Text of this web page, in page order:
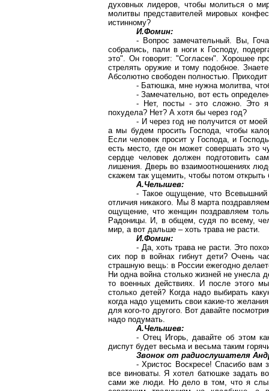
духовных лидеров, чтобы молиться о
молитвы представителей мировых
истинному?
И.Фомин:
- Вопрос замечательный. Вы,
собрались, пали в ноги к Господу,
это". Он говорит: "Согласен". Хорошее
стрелять оружие и тому подобное.
Абсолютно свободен полностью.
- Батюшка, мне нужна молитва,
- Замечательно, вот есть
- Нет, посты - это сложно. Это
похудела? Нет? А хотя бы через год?
- И через год не получится от
а мы будем просить Господа, чтобы
Если человек просит у Господа, и
есть место, где он может совершать это
сердце человек должен подготовить
лишения. Дверь во взаимоотношениях
скажем так ущемить, чтобы потом открыть
А.Челышев:
- Такое ощущение, что
отличия никакого. Мы 8 марта
ощущение, что женщин поздравляем
Радоницы. И, в общем, судя по всему,
мир, а вот дальше – хоть трава не расти.
И.Фомин:
- Да, хоть трава не расти. Это
сих пор в войнах гибнут дети? Очень
страшную вещь: в России ежегодно
Ни одна война столько жизней не унесла
то военных действиях. И после этого
столько детей? Когда надо выбирать
когда надо ущемить свои какие-то
для кого-то другого. Вот давайте
надо подумать.
А.Челышев:
- Отец Игорь, давайте об этом
диспут будет весьма и весьма таким
Звонок от радиослушателя
- Христос Воскресе! Спасибо вам
все виноваты. Я хотел батюшке задать
сами же люди. Но дело в том, что я